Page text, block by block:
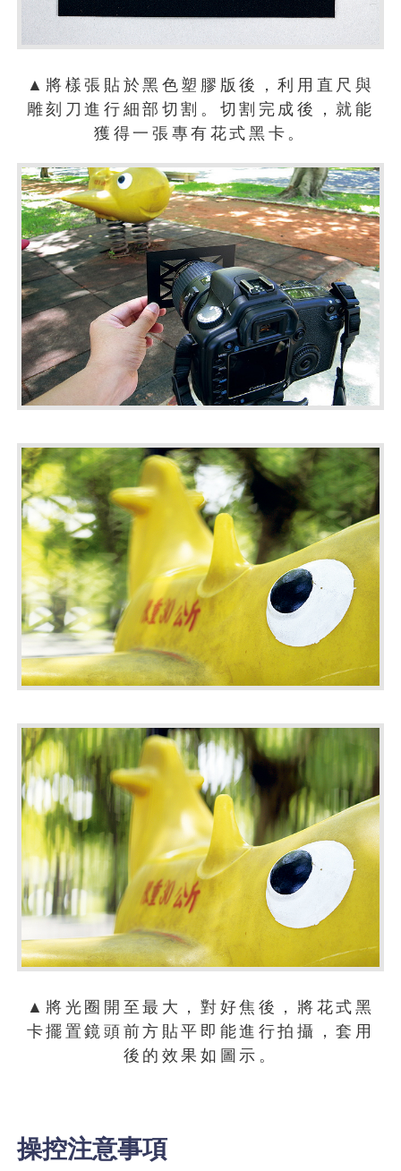
▲將樣張貼於黑色塑膠版後，利用直尺與
雕刻刀進行細部切割。切割完成後，就能
獲得一張專有花式黑卡。
▲將光圈開至最大，對好焦後，將花式黑
卡擺置鏡頭前方貼平即能進行拍攝，套用
後的效果如圖示。
操控注意事項